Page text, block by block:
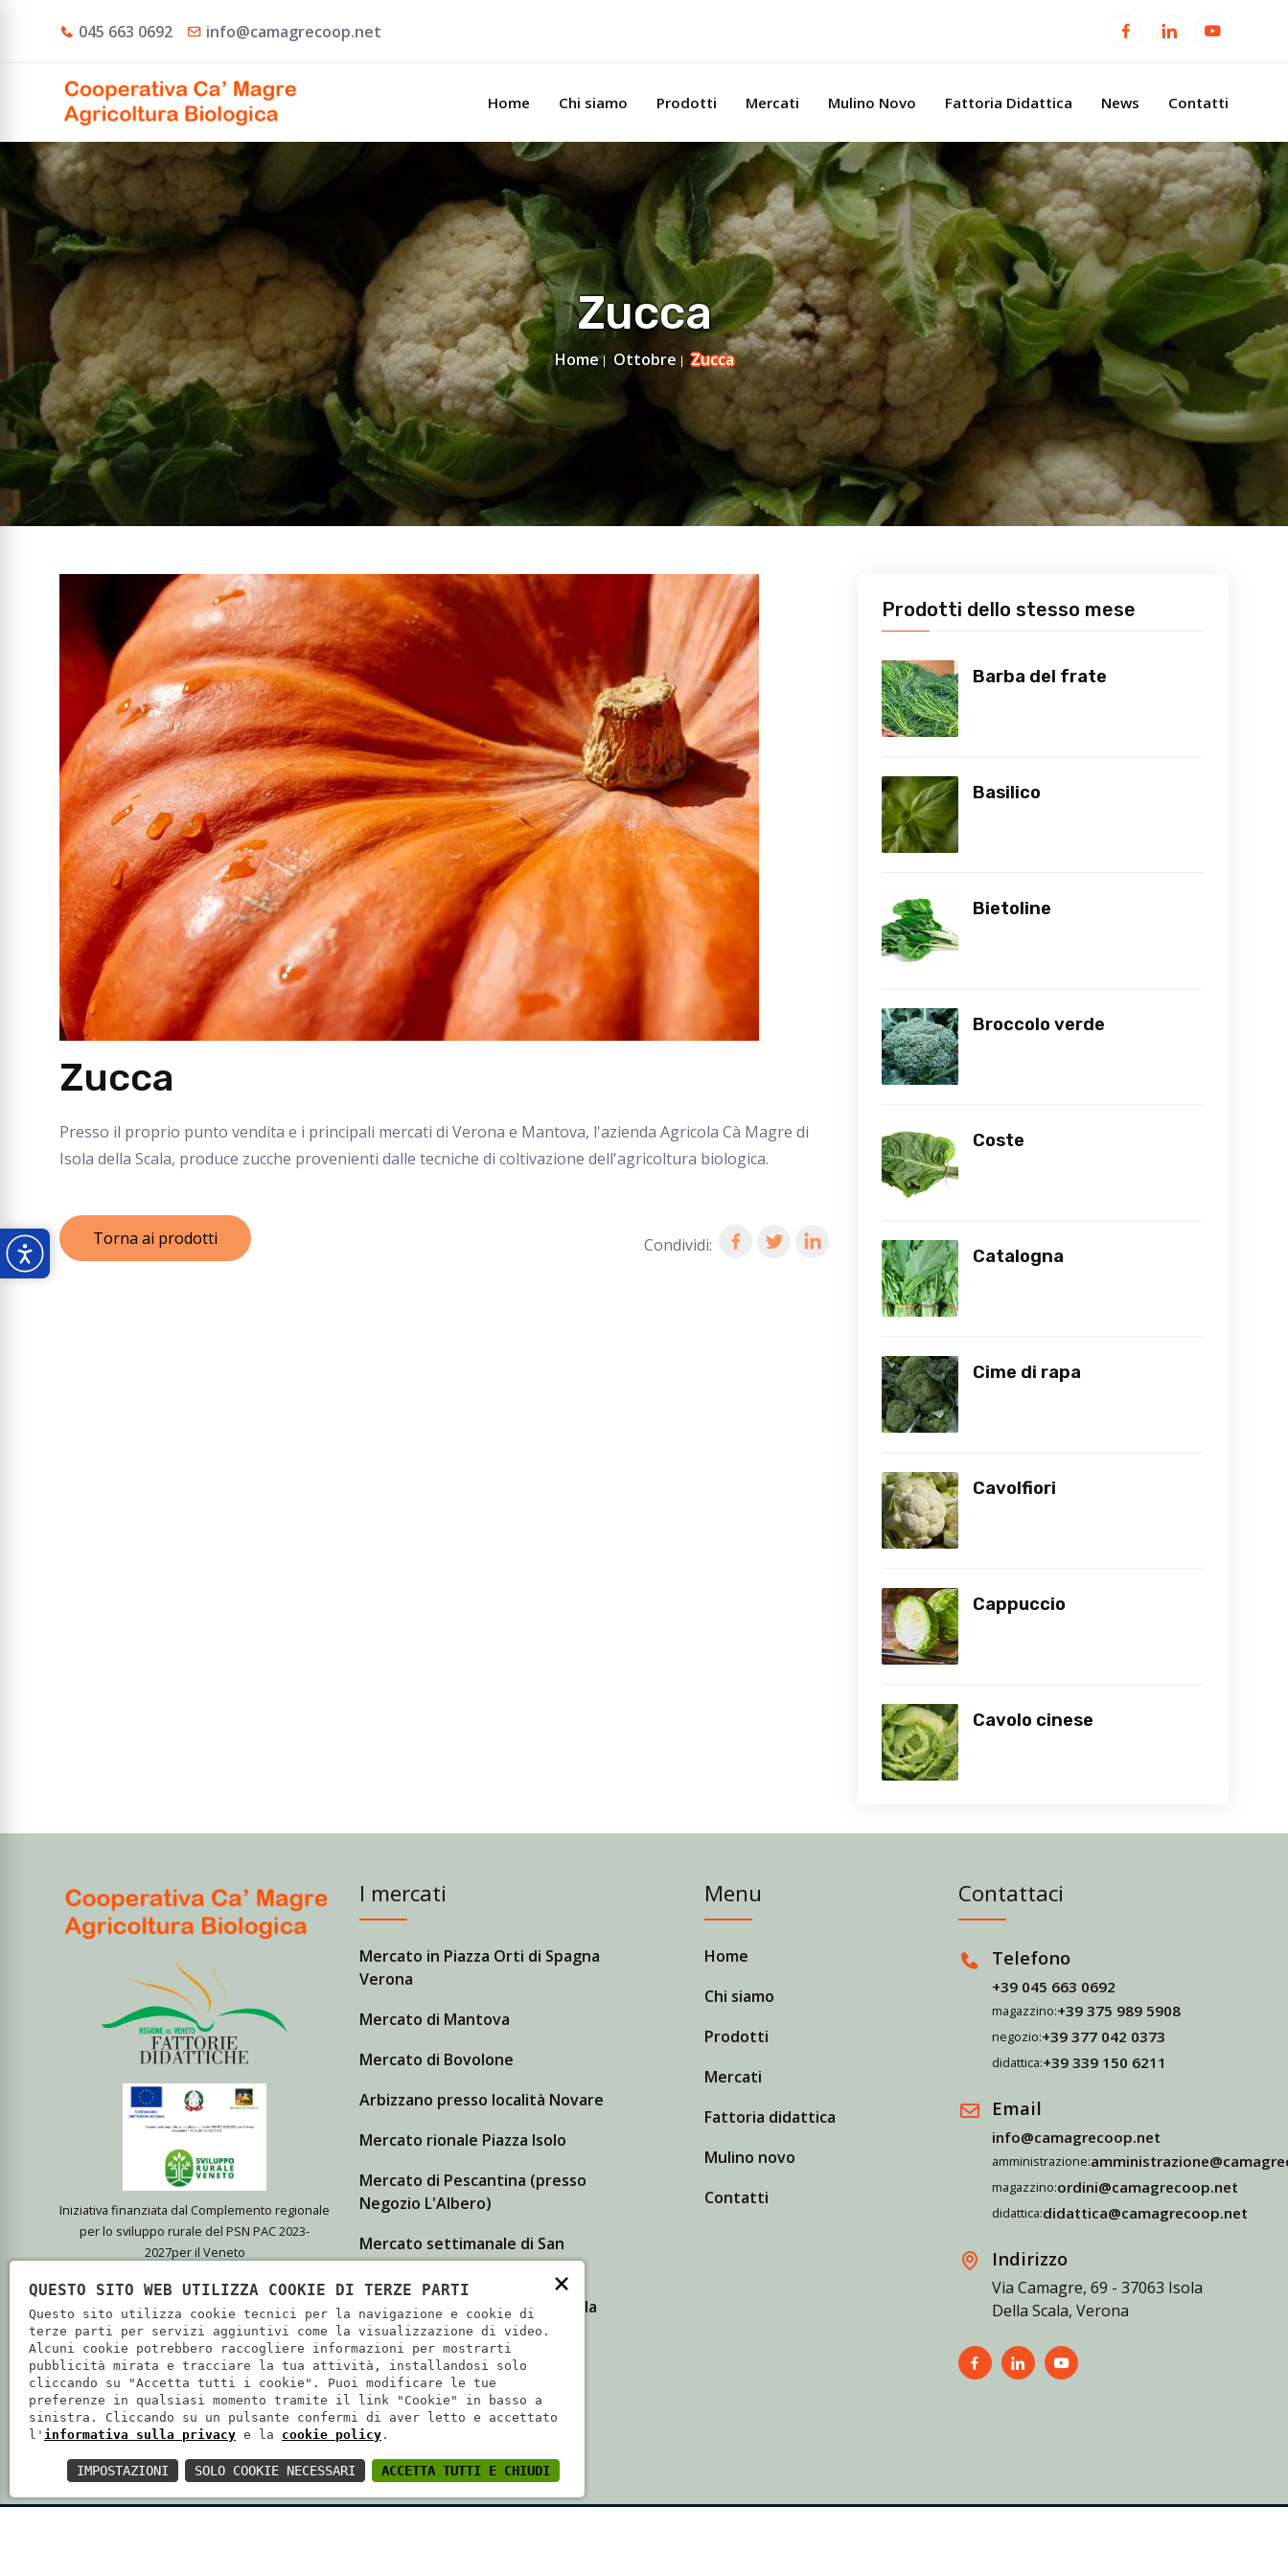
045 663 0692 info@camagrecoop.net
Home Chi siamo Prodotti Mercati Mulino Novo Fattoria Didattica News Contatti
Zucca
Home Ottobre Zucca
Zucca
Presso il proprio punto vendita e i principali mercati di Verona e Mantova, l'azienda Agricola Cà Magre di
Isola della Scala, produce zucche provenienti dalle tecniche di coltivazione dell'agricoltura biologica.
Torna ai prodotti Condividi:
Prodotti dello stesso mese
Barba del frate
Basilico
Bietoline
Broccolo verde
Coste
Catalogna
Cime di rapa
Cavolfiori
Cappuccio
Cavolo cinese
Iniziativa finanziata dal Complemento regionale
per lo sviluppo rurale del PSN PAC 2023-
2027per il Veneto
L'azienda Agricola Biologica Cà
Magre, di Isola della Scala, coltiva
prodotti bio di elevata qualità che
vende presso i propri punti vendita e
i principali mercati di Verona e
Mantova.
I mercati
Mercato in Piazza Orti di Spagna
Verona
Mercato di Mantova
Mercato di Bovolone
Arbizzano presso località Novare
Mercato rionale Piazza Isolo
Mercato di Pescantina (presso
Negozio L'Albero)
Mercato settimanale di San
Giovanni Lupatoto
Punto vendita a Isola della Scala
Menu
Home
Chi siamo
Prodotti
Mercati
Fattoria didattica
Mulino novo
Contatti
Contattaci
Telefono
+39 045 663 0692
magazzino:+39 375 989 5908
negozio:+39 377 042 0373
didattica:+39 339 150 6211
Email
info@camagrecoop.net
amministrazione:
magazzino:ordini@camagrecoop.net
didattica:didattica@camagrecoop.net
Indirizzo
Via Camagre, 69 - 37063 Isola
Della Scala, Verona
×
QUESTO SITO WEB UTILIZZA COOKIE DI TERZE PARTI
Questo sito utilizza cookie tecnici per la navigazione e cookie di
terze parti per servizi aggiuntivi come la visualizzazione di video.
Alcuni cookie potrebbero raccogliere informazioni per mostrarti
pubblicità mirata e tracciare la tua attività, installandosi solo
cliccando su "Accetta tutti i cookie". Puoi modificare le tue
preferenze in qualsiasi momento tramite il link "Cookie" in basso a
sinistra. Cliccando su un pulsante confermi di aver letto e accettato
l' informativa sulla privacy e la cookie policy .
ACCETTA TUTTI E CHIUDI
SOLO COOKIE NECESSARI
IMPOSTAZIONI